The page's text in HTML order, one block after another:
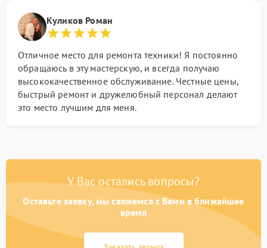
Куликов Роман
Отличное место для ремонта техники! Я постоянно
обращаюсь в эту мастерскую, и всегда получаю
высококачественное обслуживание. Честные цены,
быстрый ремонт и дружелюбный персонал делают
это место лучшим для меня.
У Вас остались вопросы?
Оставьте заявку, мы свяжемся с Вами в ближайшее
время